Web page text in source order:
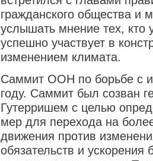
гражданского общества и
услышать мнение тех, кто
успешно участвует в
изменением климата.
Саммит ООН по борьбе с
году. Саммит был созван
Гутерришем с целью
мер для перехода на
движения против
обязательств и